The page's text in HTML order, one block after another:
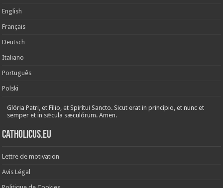
English
Français
Deutsch
Italiano
Português
Polski
Glória Patri, et Fílio, et Spirítui Sancto. Sicut erat in princípio, et nunc et
semper et in sǽcula sæculórum. Amen.
Catholicus.eu
Lettre de motivation
Avis Légal